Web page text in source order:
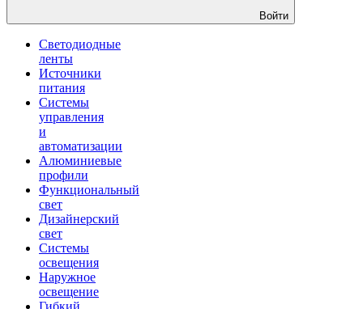
Войти
Светодиодные
ленты
Источники
питания
Системы
управления
и
автоматизации
Алюминиевые
профили
Функциональный
свет
Дизайнерский
свет
Системы
освещения
Наружное
освещение
Гибкий